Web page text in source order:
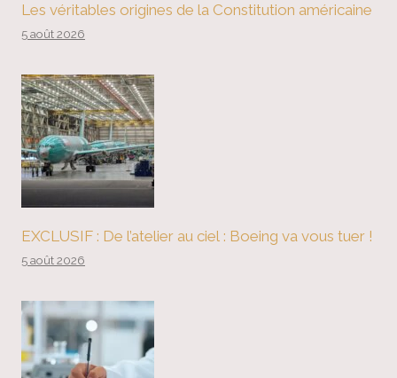
Les véritables origines de la Constitution américaine
5 août 2026
EXCLUSIF : De l’atelier au ciel : Boeing va vous tuer !
5 août 2026